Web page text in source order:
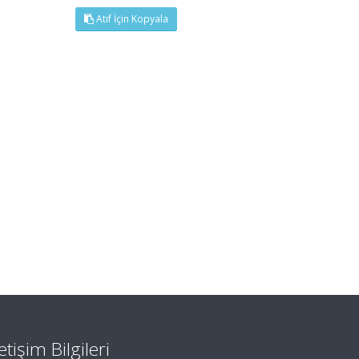
Atıf İçin Kopyala
Bilgileri